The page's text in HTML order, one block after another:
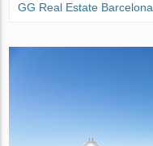
GG Real Estate Barcelona